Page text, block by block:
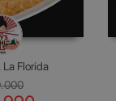
La Florida